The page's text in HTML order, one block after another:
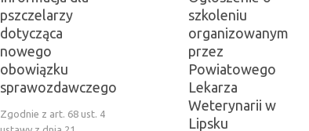
pszczelarzy
dotycząca
nowego
obowiązku
sprawozdawczego
Zgodnie z art. 68 ust. 4
szkoleniu
organizowanym
przez
Powiatowego
Lekarza
Weterynarii w
Lipsku